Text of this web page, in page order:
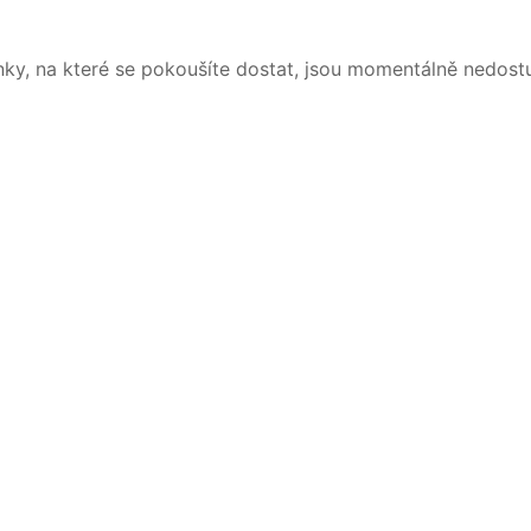
na které se pokoušíte dostat, jsou momentálně